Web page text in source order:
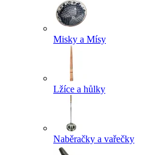
Misky a Mísy
Lžíce a hůlky
Naběračky a vařečky